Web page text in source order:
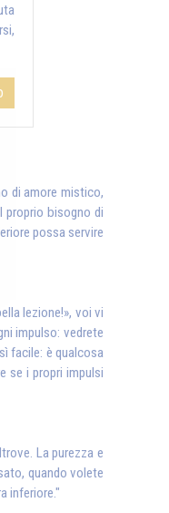
di amore mistico,
proprio bisogno di
possa servire
lezione!», voi vi
impulso: vedrete
facile: è qualcosa
se i propri impulsi
La purezza e
quando volete
inferiore."